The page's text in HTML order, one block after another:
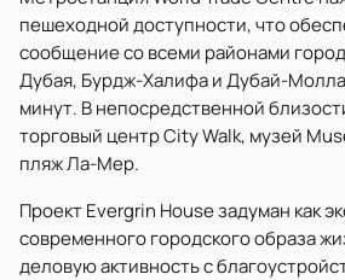
пешеходной доступности, что
сообщение со всеми районами
Дубая, Бурдж-Халифа и Дубай-
минут. В непосредственной
торговый центр City Walk, музей
пляж Ла-Мер.
Проект Evergrin House задуман как
современного городского образа
деловую активность с